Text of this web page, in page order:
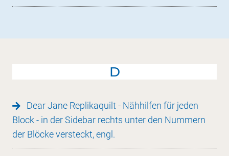
D
Dear Jane Replikaquilt - Nähhilfen für jeden
Block - in der Sidebar rechts unter den Nummern
der Blöcke versteckt, engl.